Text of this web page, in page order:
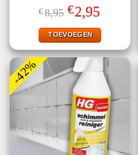
Gewaardeerd
5.00uit 5
€8,95 Oorspronkelijke
prijs
was:
€8,95.
€2,95
is:
€2,95.
TOEVOEGEN
-42%